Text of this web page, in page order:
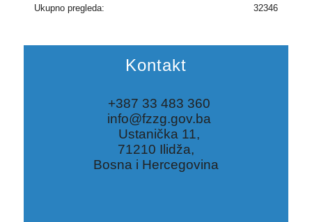
Ukupno pregleda:
32346
Kontakt
+387 33 483 360
info@fzzg.gov.ba
Ustanička 11,
71210 Ilidža,
Bosna i Hercegovina